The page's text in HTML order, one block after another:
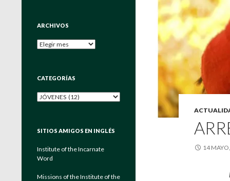
14
ARCHIVOS
Archivos
CATEGORÍAS
Categorías
SITIOS AMIGOS EN INGLÉS
Institute of the Incarnate
Word
Missions of the Institute of the